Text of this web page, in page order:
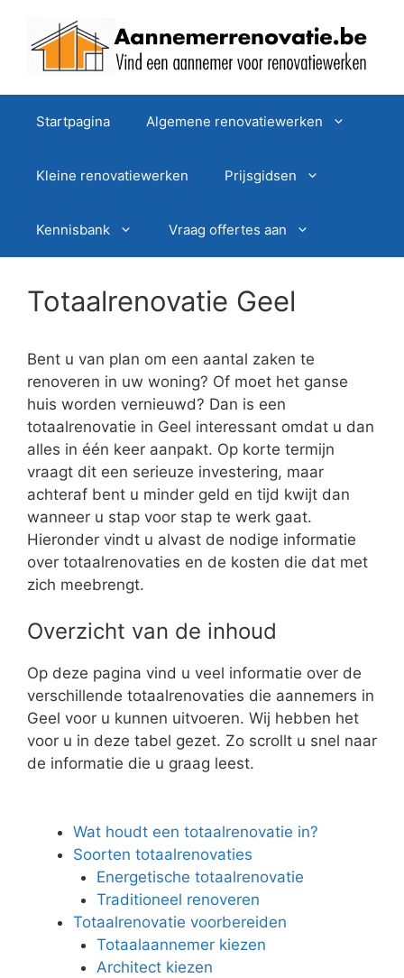
Startpagina Algemene renovatiewerken
Kleine renovatiewerken Prijsgidsen
Kennisbank Vraag offertes aan
Totaalrenovatie Geel
Bent u van plan om een aantal zaken te
renoveren in uw woning? Of moet het ganse
huis worden vernieuwd? Dan is een
totaalrenovatie in Geel interessant omdat u dan
alles in één keer aanpakt. Op korte termijn
vraagt dit een serieuze investering, maar
achteraf bent u minder geld en tijd kwijt dan
wanneer u stap voor stap te werk gaat.
Hieronder vindt u alvast de nodige informatie
over totaalrenovaties en de kosten die dat met
zich meebrengt.
Overzicht van de inhoud
Op deze pagina vind u veel informatie over de
verschillende totaalrenovaties die aannemers in
Geel voor u kunnen uitvoeren. Wij hebben het
voor u in deze tabel gezet. Zo scrollt u snel naar
de informatie die u graag leest.
Wat houdt een totaalrenovatie in?
Soorten totaalrenovaties
Energetische totaalrenovatie
Traditioneel renoveren
Totaalrenovatie voorbereiden
Totaalaannemer kiezen
Architect kiezen